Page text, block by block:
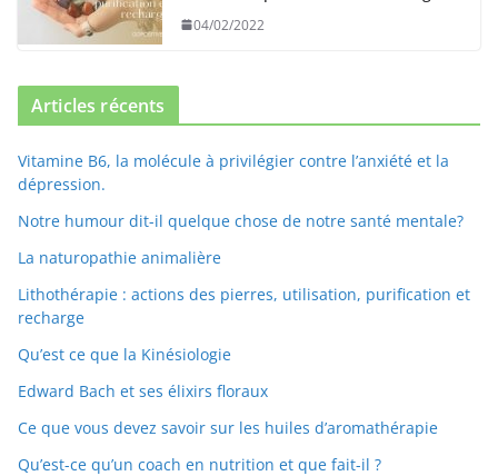
04/02/2022
Articles récents
Vitamine B6, la molécule à privilégier contre l’anxiété et la
dépression.
Notre humour dit-il quelque chose de notre santé mentale?
La naturopathie animalière
Lithothérapie : actions des pierres, utilisation, purification et
recharge
Qu’est ce que la Kinésiologie
Edward Bach et ses élixirs floraux
Ce que vous devez savoir sur les huiles d’aromathérapie
Qu’est-ce qu’un coach en nutrition et que fait-il ?